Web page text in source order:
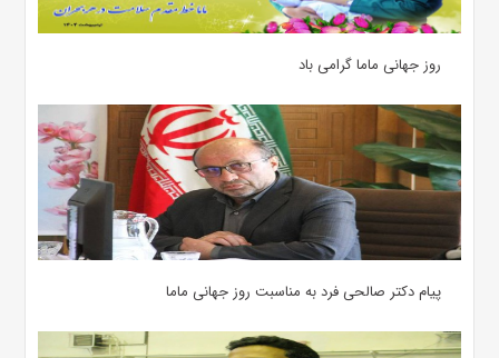
روز جهانی ماما گرامی باد
پیام دکتر صالحی فرد به مناسبت روز جهانی ماما